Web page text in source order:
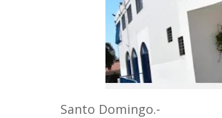
Santo Domingo.-